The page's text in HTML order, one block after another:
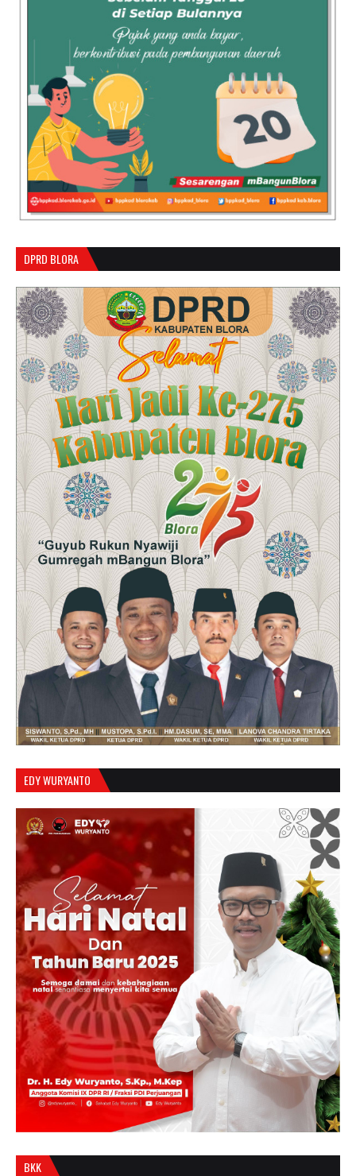
DPRD BLORA
EDY WURYANTO
BKK